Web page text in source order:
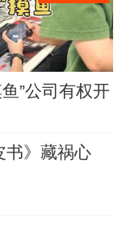
鱼”公司有权开
书》藏祸心